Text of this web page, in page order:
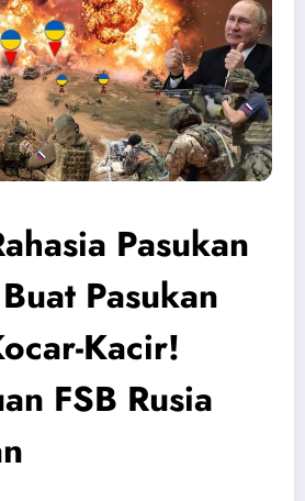
Pasukan
Pasukan
Kacir!
FSB Rusia